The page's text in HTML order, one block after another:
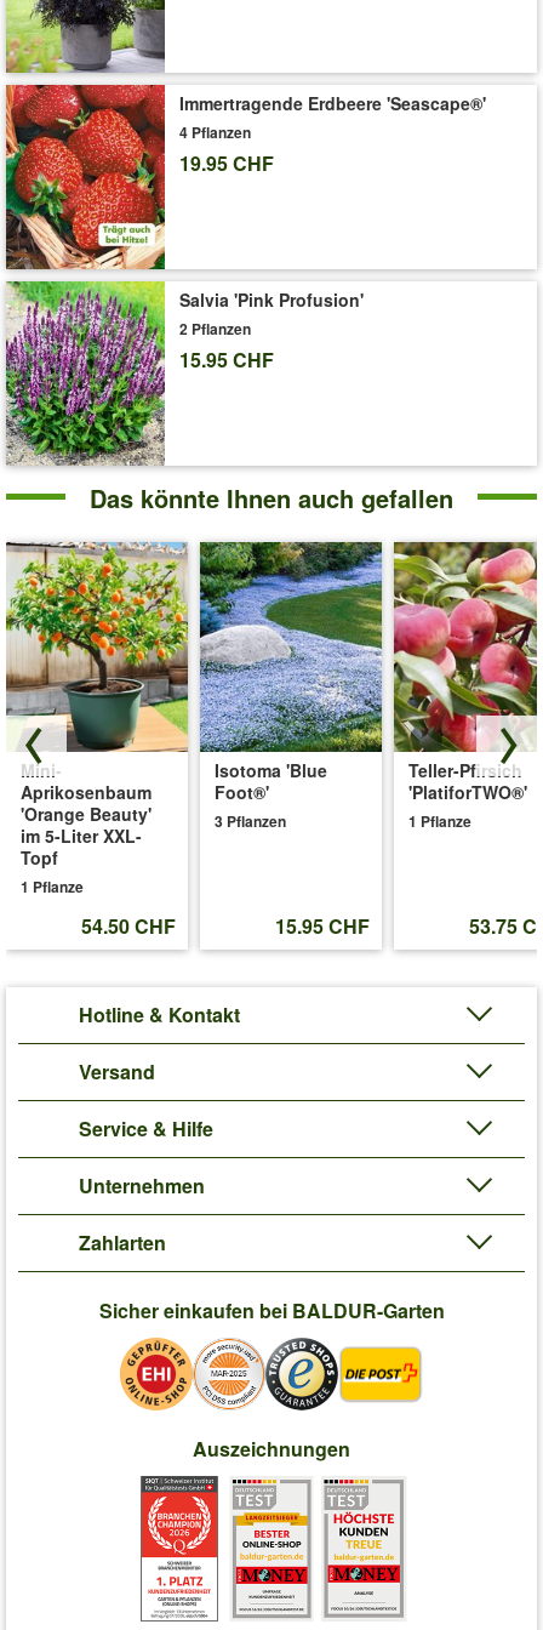
Liefergrösse: 3-Liter Containertopf, ca. 70-90 cm hoch
Immertragende Erdbeere 'Seascape®'
4 Pflanzen
19.95 CHF
Salvia 'Pink Profusion'
2 Pflanzen
15.95 CHF
Das könnte Ihnen auch gefallen
Mini-
Aprikosenbaum
'Orange Beauty'
im 5-Liter XXL-
Topf
1 Pflanze
54.50 CHF
Isotoma 'Blue
Foot®'
3 Pflanzen
15.95 CHF
Teller-Pfirsich
'PlatiforTWO®'
1 Pflanze
53.75
Hotline & Kontakt
Versand
Service & Hilfe
Unternehmen
Zahlarten
Sicher einkaufen bei BALDUR-Garten
Auszeichnungen